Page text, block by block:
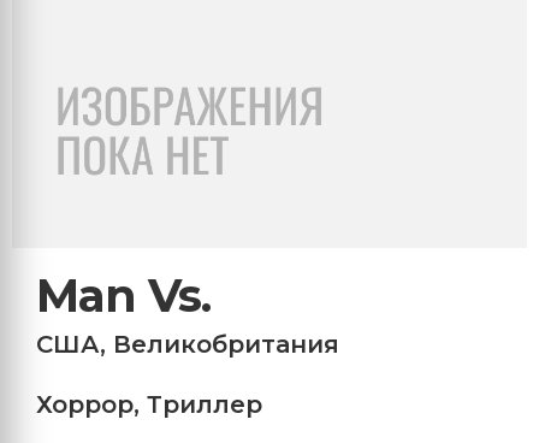
Man Vs.
США, Великобритания
Хоррор, Триллер